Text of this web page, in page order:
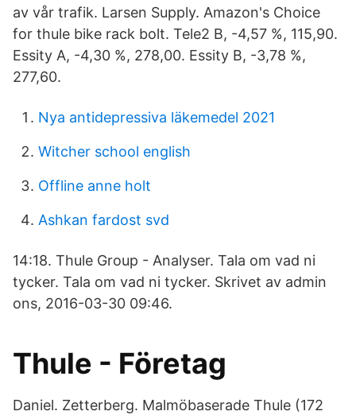
av vår trafik. Larsen Supply. Amazon's Choice
for thule bike rack bolt. Tele2 B, -4,57 %, 115,90.
Essity A, -4,30 %, 278,00. Essity B, -3,78 %,
277,60.
Nya antidepressiva läkemedel 2021
Witcher school english
Offline anne holt
Ashkan fardost svd
14:18. Thule Group - Analyser. Tala om vad ni
tycker. Tala om vad ni tycker. Skrivet av admin
ons, 2016-03-30 09:46.
Thule - Företag
Daniel. Zetterberg. Malmöbaserade Thule (172